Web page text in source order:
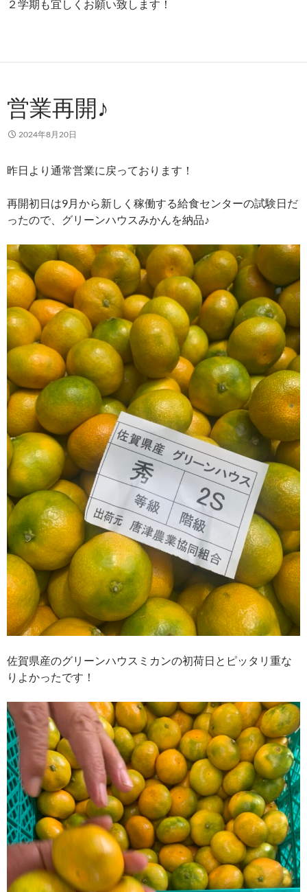
２学期も宜しくお願い致します！
営業再開♪
2024年8月20日
昨日より通常営業に戻っております！
再開初日は9月から新しく稼働する給食センターの試験日だ
ったので、グリーンハウスみかんを納品♪
佐賀県産のグリーンハウスミカンの初荷日とピッタリ重な
りよかったです！